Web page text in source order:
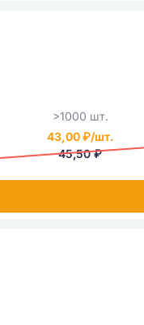
>1000 шт.
43,00 ₽/шт.
45,50 ₽